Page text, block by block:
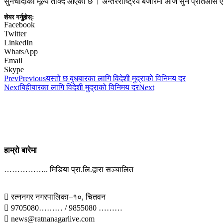
शेयर गर्नुहोस्ः
Facebook
Twitter
LinkedIn
WhatsApp
Email
Skype
PrevPreviousयस्तो छ बुधबारका लागि विदेशी मुद्राको विनिमय दर
Nextबिहीबारका लागि विदेशी मुद्राको विनिमय दरNext
हाम्रो बारेमा
…………….. मिडिया प्रा.लि.द्वारा सञ्चालित
 रत्ननगर नगरपालिका–१०, चितवन
 9705080……… / 9855080 ………
 news@ratnanagarlive.com